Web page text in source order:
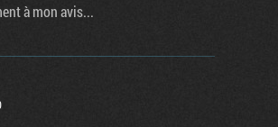
à mon avis...